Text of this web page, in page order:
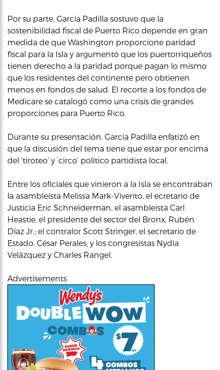
Por su parte, García Padilla sostuvo que la
sostenibilidad fiscal de Puerto Rico depende en gran
medida de que Washington proporcione paridad
fiscal para la Isla y argumentó que los puertorriqueños
tienen derecho a la paridad porque pagan lo mismo
que los residentes del continente pero obtienen
menos en fondos de salud. El recorte a los fondos de
Medicare se catalogó como una crisis de grandes
proporciones para Puerto Rico.
Durante su presentación, García Padilla enfatizó en
que la discusión del tema tiene que estar por encima
del ‘tiroteo’ y ‘circo’ político partidista local.
Entre los oficiales que vinieron a la Isla se encontraban
la asambleísta Melissa Mark-Viverito, el ecretario de
Justicia Eric Schneiderman, el asambleista Carl
Heastie, el presidente del sector del Bronx, Rubén
Díaz Jr.; el contralor Scott Stringer, el secretario de
Estado, César Perales; y los congresistas Nydia
Velázquez y Charles Rangel.
Advertisements